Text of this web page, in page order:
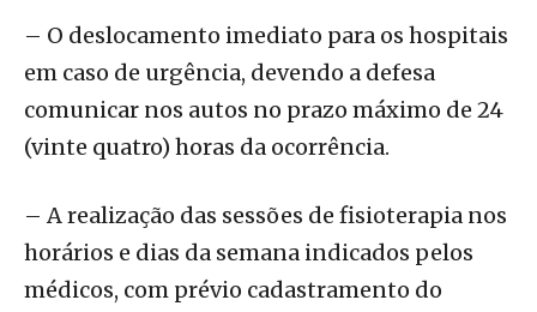
– O deslocamento imediato para os hospitais
em caso de urgência, devendo a defesa
comunicar nos autos no prazo máximo de 24
(vinte quatro) horas da ocorrência.
– A realização das sessões de fisioterapia nos
horários e dias da semana indicados pelos
médicos, com prévio cadastramento do